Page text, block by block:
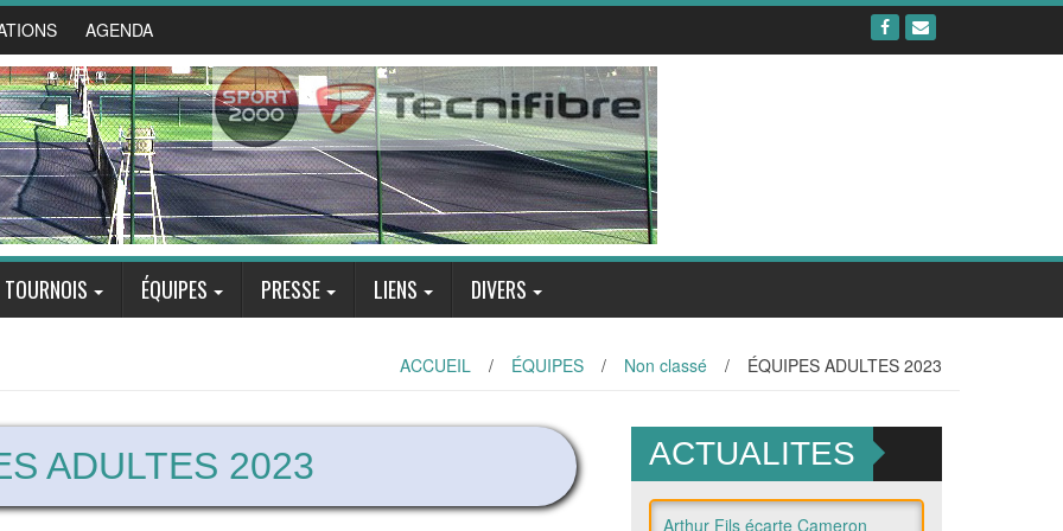
AGENDA
TOURNOIS ÉQUIPES PRESSE LIENS DIVERS
ACCUEIL / ÉQUIPES / Non classé / ÉQUIPES ADULTES 2023
ADULTES 2023 ACTUALITES
Arthur Fils écarte Cameron